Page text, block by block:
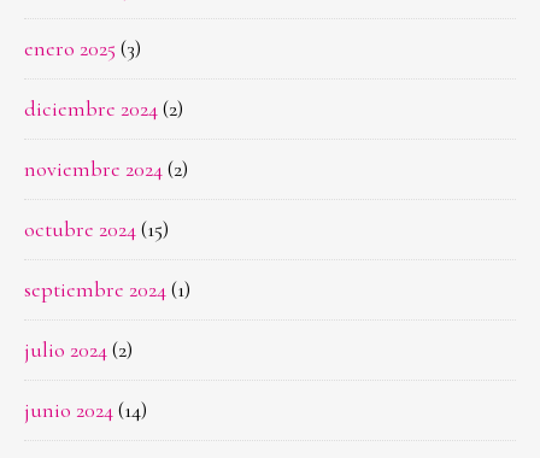
enero 2025 (3)
diciembre 2024(2)
noviembre 2024(2)
octubre 2024(15)
septiembre 2024(1)
julio 2024(2)
junio 2024(14)